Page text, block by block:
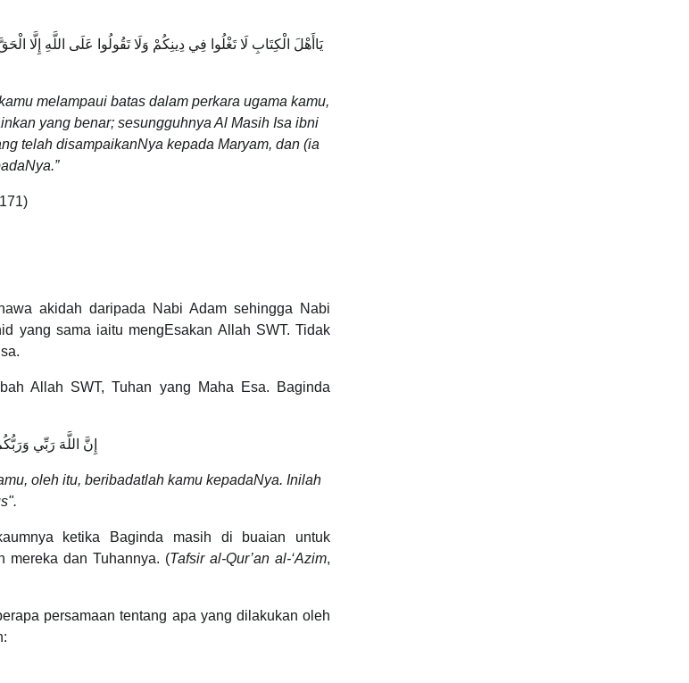
يَاأَهْلَ الْكِتَابِ لَا تَغْلُوا فِي دِينِكُمْ وَلَا تَقُولُوا عَلَى اللَّهِ
melampaui batas dalam perkara ugama kamu,
yang benar; sesungguhnya Al Masih Isa ibni
telah disampaikanNya kepada Maryam, dan (ia
akidah daripada Nabi Adam sehingga Nabi
yang sama iaitu mengEsakan Allah SWT. Tidak
Allah SWT, Tuhan yang Maha Esa. Baginda
إِنَّ اللَّهَ رَبِّي
oleh itu, beribadatlah kamu kepadaNya. Inilah
ketika Baginda masih di buaian untuk
mereka dan Tuhannya. (Tafsir al-Qur’an al-‘Azim,
persamaan tentang apa yang dilakukan oleh